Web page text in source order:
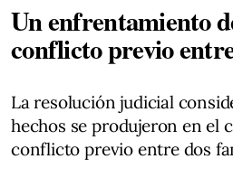
Un enfrentamiento
conflicto previo
La resolución judicial
hechos se produjeron en el
conflicto previo entre dos